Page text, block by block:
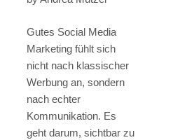
Gutes Social Media
Marketing fühlt sich
nicht nach klassischer
Werbung an, sondern
nach echter
Kommunikation. Es
geht darum, sichtbar zu